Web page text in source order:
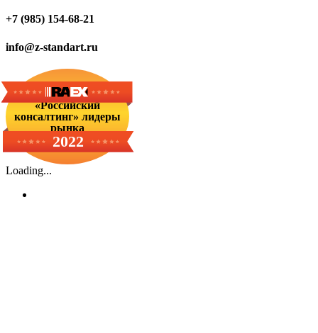
+7 (985) 154-68-21
info@z-standart.ru
«Российский
консалтинг» лидеры
рынка
2022
Loading...